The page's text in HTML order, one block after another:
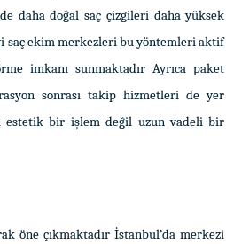
daha doğal saç çizgileri daha yüksek
saç ekim merkezleri bu yöntemleri aktif
imkanı sunmaktadır Ayrıca paket
sonrası takip hizmetleri de yer
estetik bir işlem değil uzun vadeli bir
öne çıkmaktadır İstanbul’da merkezi